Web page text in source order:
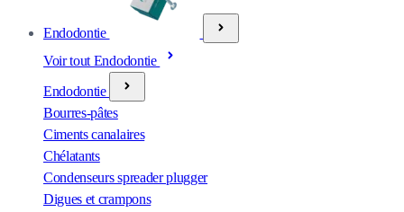
Endodontie
Voir tout Endodontie
Endodontie
Bourres-pâtes
Ciments canalaires
Chélatants
Condenseurs spreader plugger
Digues et crampons